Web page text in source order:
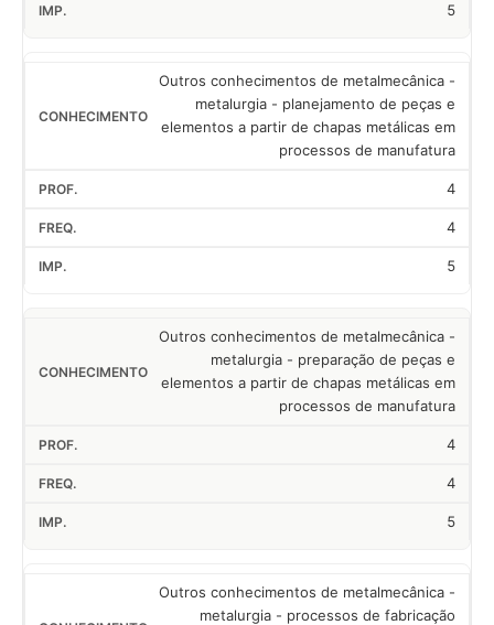
5
Outros conhecimentos de metalmecânica -
metalurgia - planejamento de peças e
elementos a partir de chapas metálicas em
processos de manufatura
4
4
5
Outros conhecimentos de metalmecânica -
metalurgia - preparação de peças e
elementos a partir de chapas metálicas em
processos de manufatura
4
4
5
Outros conhecimentos de metalmecânica -
metalurgia - processos de fabricação